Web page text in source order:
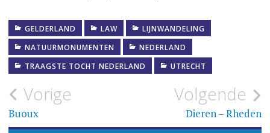
GELDERLAND LAW
LIJNWANDELING
NATUURMONUMENTEN
NEDERLAND
TRAAGSTE TOCHT NEDERLAND
UTRECHT
Bericht
navigatie
Vorige
Buoux
Volgende
Dieren – Rheden